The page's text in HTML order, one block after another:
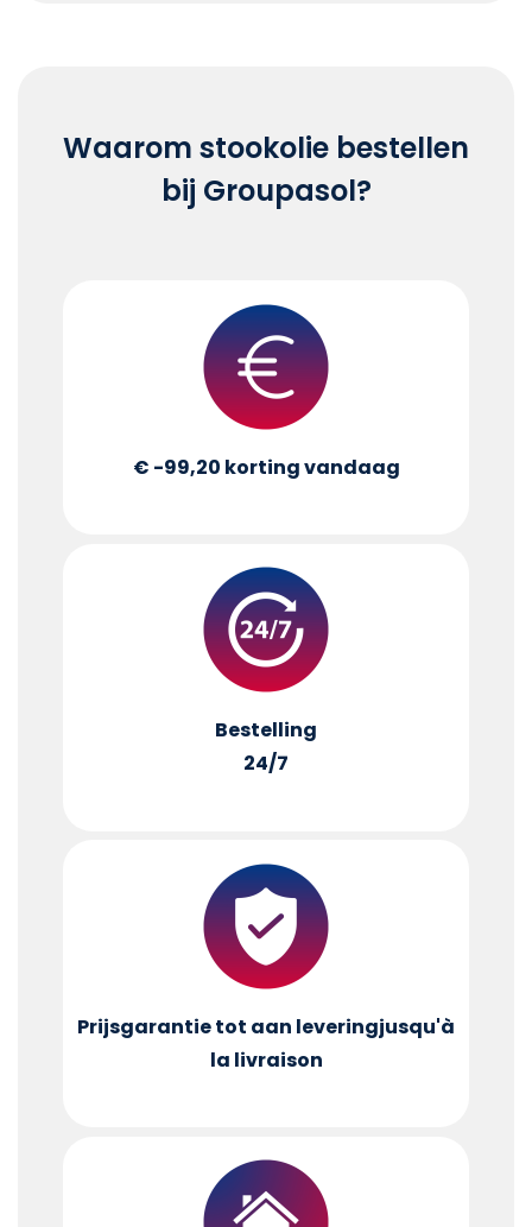
Waarom stookolie bestellen
bij Groupasol?
€ -99,20 korting vandaag
Bestelling
24/7
Prijsgarantie tot aan leveringjusqu'à
la livraison